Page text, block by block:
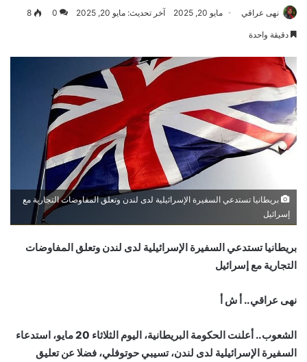
نهى عراقي مايو 20, 2025 آخر تحديث: مايو 20, 2025 0
8
دقيقة واحدة
بريطانيا تستدعي السفيرة الإسرائيلية لدى لندن وتعلق المفاوضات التجارية مع
إسرائيل
بريطانيا تستدعي السفيرة الإسرائيلية لدى لندن وتعلق المفاوضات
التجارية مع إسرائيل
نهى عراقي.. أ ش أ
الشعوب.. أعلنت الحكومة البريطانية، اليوم الثلاثاء 20 مايو، استدعاء
السفيرة الإسرائيلية لدى لندن، تسيبي حوتوفلي، فضلا عن تعليق